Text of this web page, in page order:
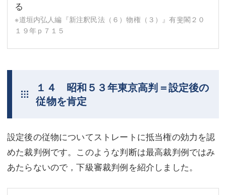
る
※道垣内弘人編『新注釈民法（６）物権（３）』有斐閣２０
１９年ｐ７１５
１４ 昭和５３年東京高判＝設定後の
従物を肯定
設定後の従物についてストレートに抵当権の効力を認
めた裁判例です。このような判断は最高裁判例ではみ
あたらないので，下級審裁判例を紹介しました。